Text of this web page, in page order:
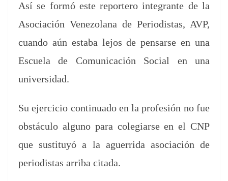
Así se for­mó este reportero inte­grante de la
Aso­ciación Vene­zolana de Peri­odis­tas, AVP,
cuan­do aún esta­ba lejos de pen­sarse en una
Escuela de Comu­ni­cación Social en una
universidad.
Su ejer­ci­cio con­tin­u­a­do en la pro­fe­sión no fue
obstácu­lo alguno para cole­gia­rse en el CNP
que susti­tuyó a la aguer­ri­da aso­ciación de
peri­odis­tas arri­ba citada.